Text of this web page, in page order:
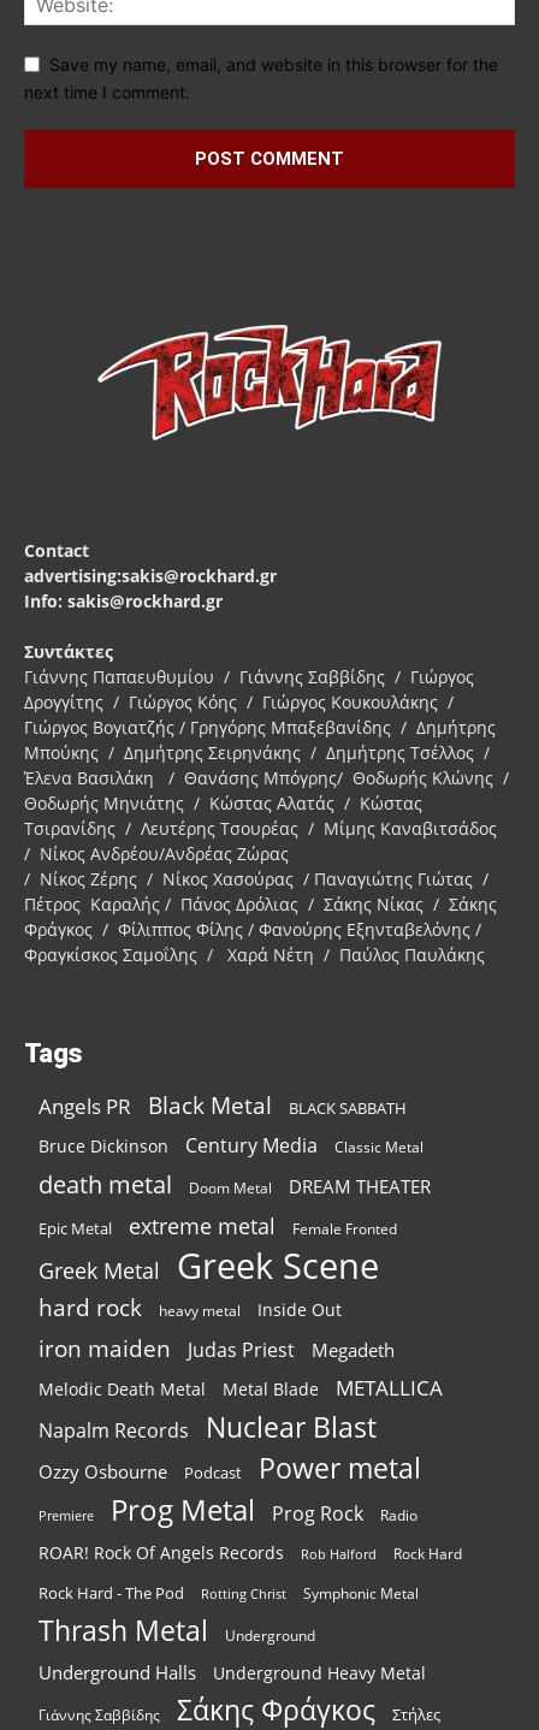
Save my name, email, and website in this browser for the
next time I comment.
Contact
advertising:sakis@rockhard.gr
Info: sakis@rockhard.gr
Συντάκτες
Γιάννης Παπαευθυμίου / Γιάννης Σαββίδης / Γιώργος
Δρογγίτης / Γιώργος Κόης / Γιώργος Κουκουλάκης /
Γιώργος Βογιατζής / Γρηγόρης Μπαξεβανίδης / Δημήτρης
Μπούκης / Δημήτρης Σειρηνάκης / Δημήτρης Τσέλλος /
Έλενα Βασιλάκη / Θανάσης Μπόγρης/ Θοδωρής Κλώνης /
Θοδωρής Μηνιάτης / Κώστας Αλατάς / Κώστας
Τσιρανίδης / Λευτέρης Τσουρέας / Μίμης Καναβιτσάδος
/ Νίκος Ανδρέου/Ανδρέας Ζώρας
/ Νίκος Ζέρης / Νίκος Χασούρας / Παναγιώτης Γιώτας /
Πέτρος Καραλής / Πάνος Δρόλιας / Σάκης Νίκας / Σάκης
Φράγκος / Φίλιππος Φίλης / Φανούρης Εξηνταβελόνης /
Φραγκίσκος Σαμοΐλης / Χαρά Νέτη / Παύλος Παυλάκης
Tags
Angels PR Black Metal BLACK SABBATH
Bruce Dickinson Century Media Classic Metal
death metal Doom Metal DREAM THEATER
Epic Metal extreme metal Female Fronted
Greek Metal Greek Scene
hard rock heavy metal Inside Out
iron maiden Judas Priest Megadeth
Melodic Death Metal Metal Blade METALLICA
Napalm Records Nuclear Blast
Ozzy Osbourne Podcast Power metal
Premiere Prog Metal Prog Rock Radio
ROAR! Rock Of Angels Records Rob Halford Rock Hard
Rock Hard - The Pod Rotting Christ Symphonic Metal
Thrash Metal Underground
Underground Halls Underground Heavy Metal
Γιάννης Σαββίδης Σάκης Φράγκος Στήλες